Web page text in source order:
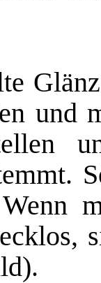
und